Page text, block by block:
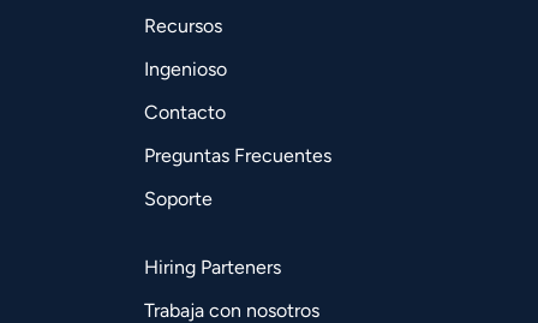
Recursos
Ingenioso
Contacto
Preguntas Frecuentes
Soporte
Hiring Parteners
Trabaja con nosotros